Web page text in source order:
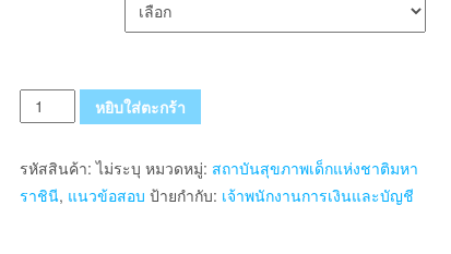
จำนวน
แนว
พนักงาน
หยิบใส่ตะกร้า
รหัสสินค้า:ไม่ระบุ หมวดหมู่: สถาบันสุขภาพเด็กแห่งชาติมหา
ราชินี, แนวข้อสอบ ป้ายกำกับ: เจ้าพนักงานการเงินและบัญชี